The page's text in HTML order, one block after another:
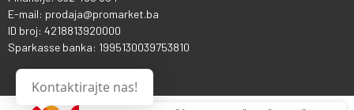
E-mail: prodaja@promarket.ba
ID broj: 4218813920000
Sparkasse banka: 1995130039753810
Kontaktirajte nas!